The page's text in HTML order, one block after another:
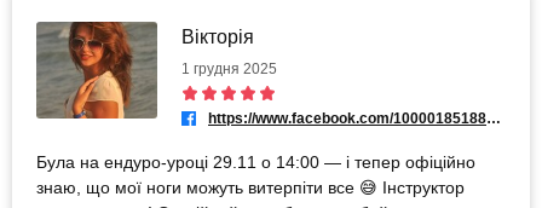
Вікторія
1 грудня 2025
https://www.facebook.com/100001851888572
Була на ендуро-уроці 29.11 о 14:00 — і тепер офіційно
знаю, що мої ноги можуть витерпіти все 😅 Інструктор